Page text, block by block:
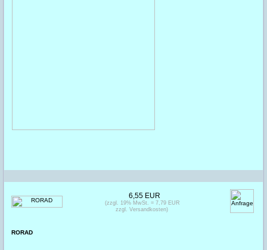
RORAD
6,55 EUR
(zzgl. 19% MwSt. = 7,79 EUR
zzgl. Versandkosten)